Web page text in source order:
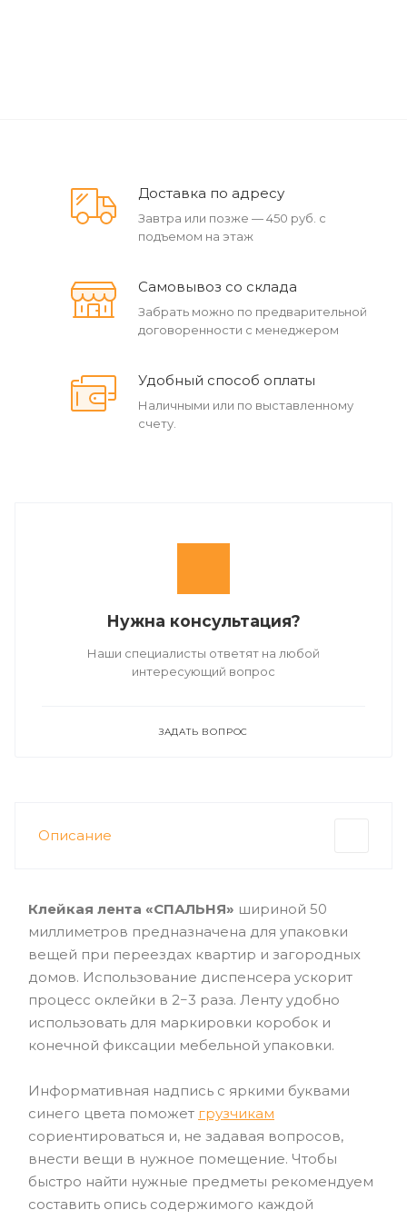
Доставка по адресу
Завтра или позже — 450 руб. с
подъемом на этаж
Самовывоз со склада
Забрать можно по предварительной
договоренности с менеджером
Удобный способ оплаты
Наличными или по выставленному
счету.
Нужна консультация?
Наши специалисты ответят на любой
интересующий вопрос
ЗАДАТЬ ВОПРОС
Описание
Клейкая лента «СПАЛЬНЯ» шириной 50
миллиметров предназначена для упаковки
вещей при переездах квартир и загородных
домов. Использование диспенсера ускорит
процесс оклейки в 2−3 раза. Ленту удобно
использовать для маркировки коробок и
конечной фиксации мебельной упаковки.
Информативная надпись с яркими буквами
синего цвета поможет грузчикам
сориентироваться и, не задавая вопросов,
внести вещи в нужное помещение. Чтобы
быстро найти нужные предметы рекомендуем
составить опись содержимого каждой